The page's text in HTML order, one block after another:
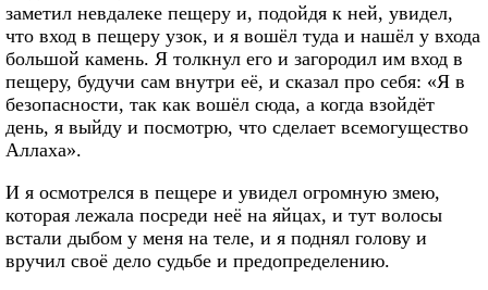
заметил невдалеке пещеру и, подойдя к ней, увидел,
что вход в пещеру узок, и я вошёл туда и нашёл у входа
большой камень. Я толкнул его и загородил им вход в
пещеру, будучи сам внутри её, и сказал про себя: «Я в
безопасности, так как вошёл сюда, а когда взойдёт
день, я выйду и посмотрю, что сделает всемогущество
Аллаха».
И я осмотрелся в пещере и увидел огромную змею,
которая лежала посреди неё на яйцах, и тут волосы
встали дыбом у меня на теле, и я поднял голову и
вручил своё дело судьбе и предопределению.